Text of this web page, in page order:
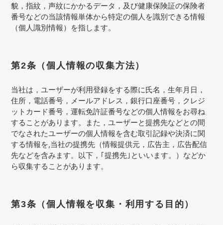
貌，指紋，声紋にかかるデータ，及び健康保険証の保険者
番号などの当該情報単体から特定の個人を識別できる情報
（個人識別情報）を指します。
第2条（個人情報の収集方法）
当社は，ユーザーが利用登録をする際に氏名，生年月日，
住所，電話番号，メールアドレス，銀行口座番号，クレジ
ットカード番号，運転免許証番号などの個人情報をお尋ね
することがあります。また，ユーザーと提携先などとの間
でなされたユーザーの個人情報を含む取引記録や決済に関
する情報を,当社の提携先（情報提供元，広告主，広告配信
先などを含みます。以下，｢提携先｣といいます。）などか
ら収集することがあります。
第3条（個人情報を収集・利用する目的）